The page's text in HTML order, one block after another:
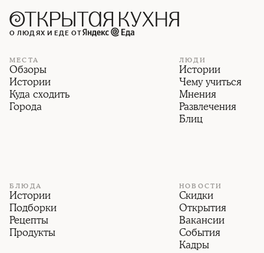
О ЛЮДЯХ И ЕДЕ ОТ
МЕСТА
Обзоры
Истории
Куда сходить
Города
ЛЮДИ
Истории
Чему учиться
Мнения
Развлечения
Блиц
БЛЮДА
Истории
Подборки
Рецепты
Продукты
НОВОСТИ
Скидки
Открытия
Вакансии
События
Кадры